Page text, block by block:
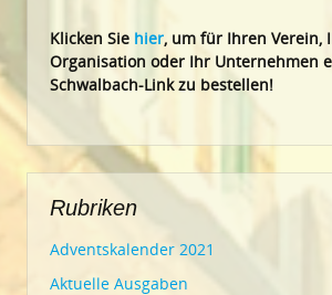
Klicken Sie hier, um für Ihren Verein,
Organisation oder Ihr Unternehmen
Schwalbach-Link zu bestellen!
Rubriken
Adventskalender 2021
Aktuelle Ausgaben